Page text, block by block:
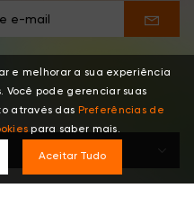
e melhorar a sua experiência
Você pode gerenciar suas
através das Preferências de
para saber mais.
Aceitar Tudo